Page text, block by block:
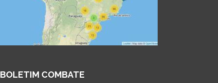
BOLETIM COMBATE